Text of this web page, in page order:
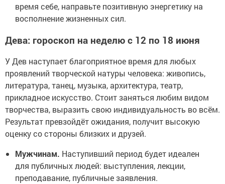
время себе, направьте позитивную энергетику на
восполнение жизненных сил.
Дева: гороскоп на неделю с 12 по 18 июня
У Дев наступает благоприятное время для любых
проявлений творческой натуры человека: живопись,
литература, танец, музыка, архитектура, театр,
прикладное искусство. Стоит заняться любим видом
творчества, выразить свою индивидуальность во всём.
Результат превзойдёт ожидания, получит высокую
оценку со стороны близких и друзей.
Мужчинам. Наступивший период будет идеален
для публичных людей: выступления, лекции,
преподавание, публичные заявления.